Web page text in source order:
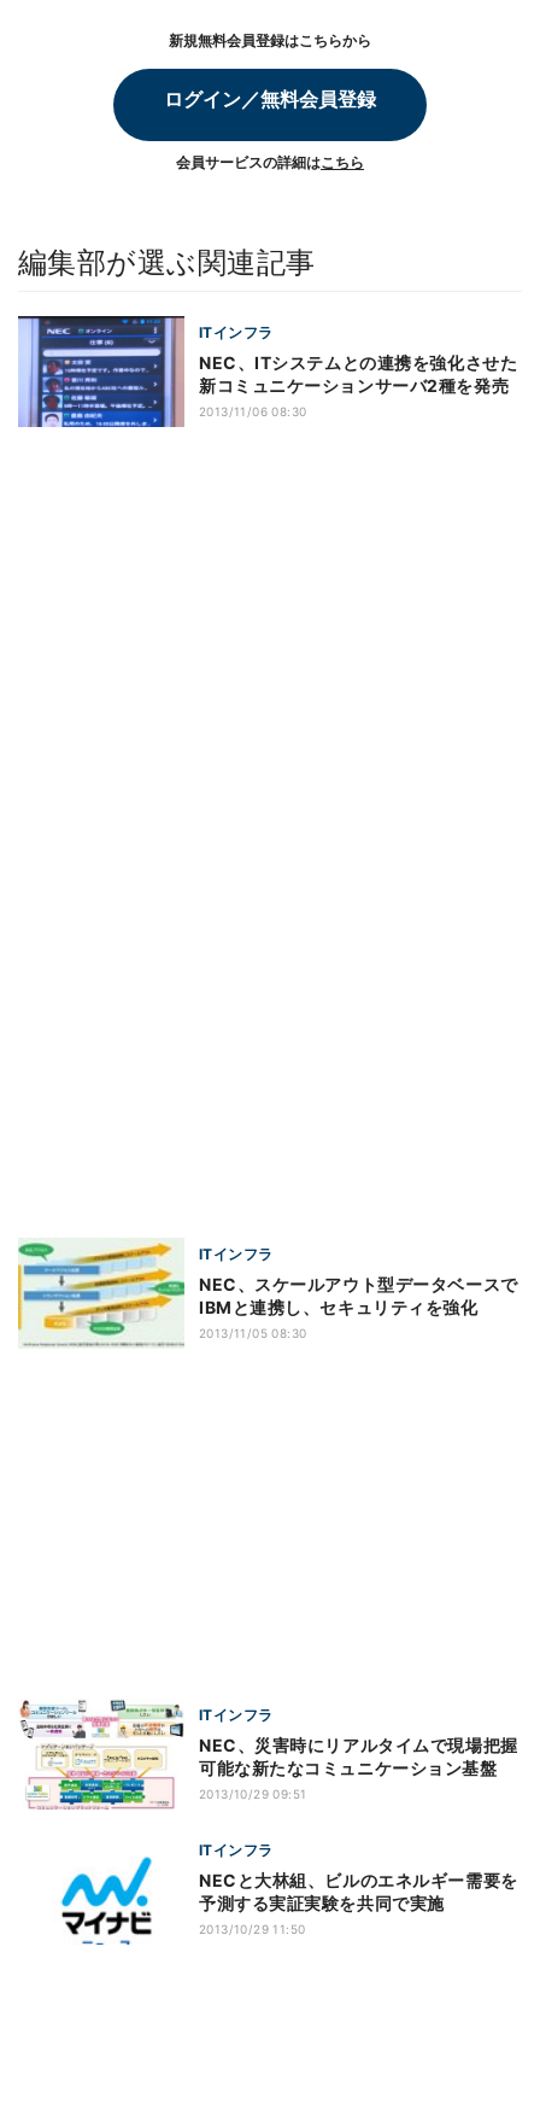
新規無料会員登録はこちらから
ログイン／無料会員登録
会員サービスの詳細はこちら
編集部が選ぶ関連記事
ITインフラ
NEC、ITシステムとの連携を強化させた
新コミュニケーションサーバ2種を発売
2013/11/06 08:30
ITインフラ
NEC、スケールアウト型データベースで
IBMと連携し、セキュリティを強化
2013/11/05 08:30
ITインフラ
NEC、災害時にリアルタイムで現場把握
可能な新たなコミュニケーション基盤
2013/10/29 09:51
ITインフラ
NECと大林組、ビルのエネルギー需要を
予測する実証実験を共同で実施
2013/10/29 11:50